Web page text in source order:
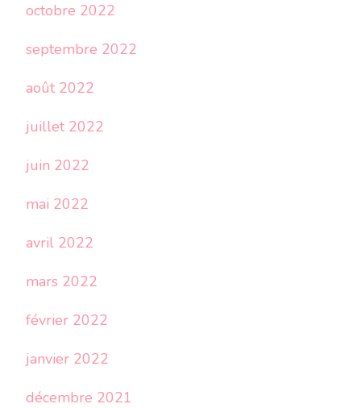
octobre 2022
septembre 2022
août 2022
juillet 2022
juin 2022
mai 2022
avril 2022
mars 2022
février 2022
janvier 2022
décembre 2021